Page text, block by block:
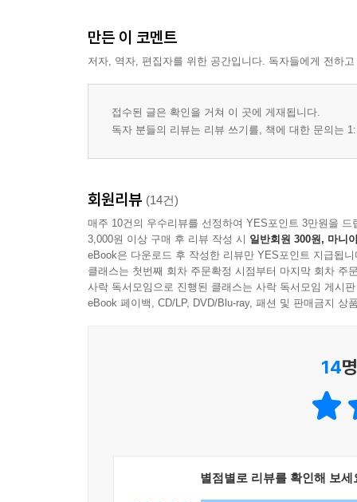
만든 이 코멘트
저자, 역자, 편집자를 위한 공간입니다. 독자들에게 전하
접수된 글은 확인을 거쳐 이 곳에 게재됩니다.
독자 분들의 리뷰는 리뷰 쓰기를, 책에 대한 문의는
회원리뷰 (14건)
매주 10건의 우수리뷰를 선정하여 YES포인트 3만원을 드
3,000원 이상 구매 후 리뷰 작성 시 일반회원 300원, 마니
eBook은 다운로드 후 작성한 리뷰만 YES포인트 지급됩니
클래스는 첫번째 회차 주문확정 시점부터 마지막 회차 주
사락 독서모임으로 진행된 클래스는 사락 독서모임 게시
eBook 페이백, CD/LP, DVD/Blu-ray, 패션 및 판매금지 상
14
별점별로 리뷰를 확인해 보세